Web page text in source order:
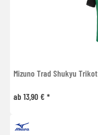
Mizuno Trad Shukyu Trikot
ab 13,90 € *